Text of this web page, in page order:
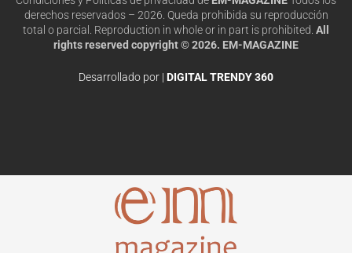
derechos reservados – 2026. Queda prohibida su reproducción
total o parcial. Reproduction in whole or in part is prohibited. All
rights reserved copyright © 2026. EM-MAGAZINE
Desarrollado por | DIGITAL TRENDY 360